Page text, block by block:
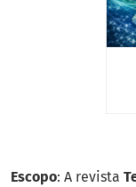
Escopo: A revista